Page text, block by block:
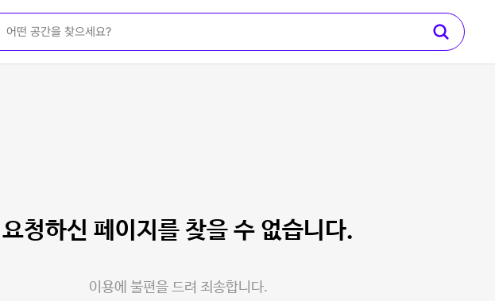
요청하신 페이지를 찾을 수 없습니다.
이용에 불편을 드려 죄송합니다.